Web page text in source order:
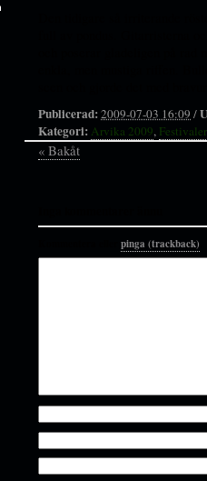
Publicerad:2009-07-03 16:09 /
Kategori: Arvika 2009,
« Bakåt
pinga (trackback)